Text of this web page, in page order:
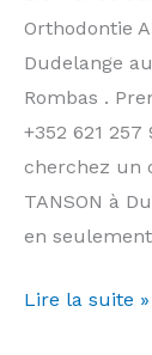
Holidays
|
Arnould-
Tanson
Practice
Luxembourg
Orthodontie
Dudelange
Rombas .
+352 621
cherchez un
TANSON à
en
Orthodontiste
Lire la suite »